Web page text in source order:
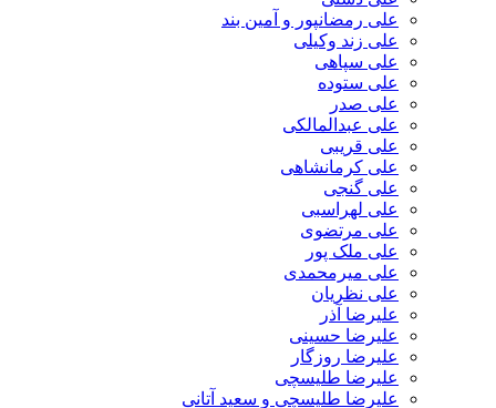
علی رمضانپور و آمین بند
علی زند وکیلی
علی سپاهی
علی ستوده
علی صدر
علی عبدالمالکی
علی قریبی
علی کرمانشاهی
علی گنجی
علی لهراسبی
علی مرتضوی
علی ملک پور
علی میرمحمدی
علی نظریان
علیرضا آذر
علیرضا حسینی
علیرضا روزگار
علیرضا طلیسچی
علیرضا طلیسچی و سعید آتانی